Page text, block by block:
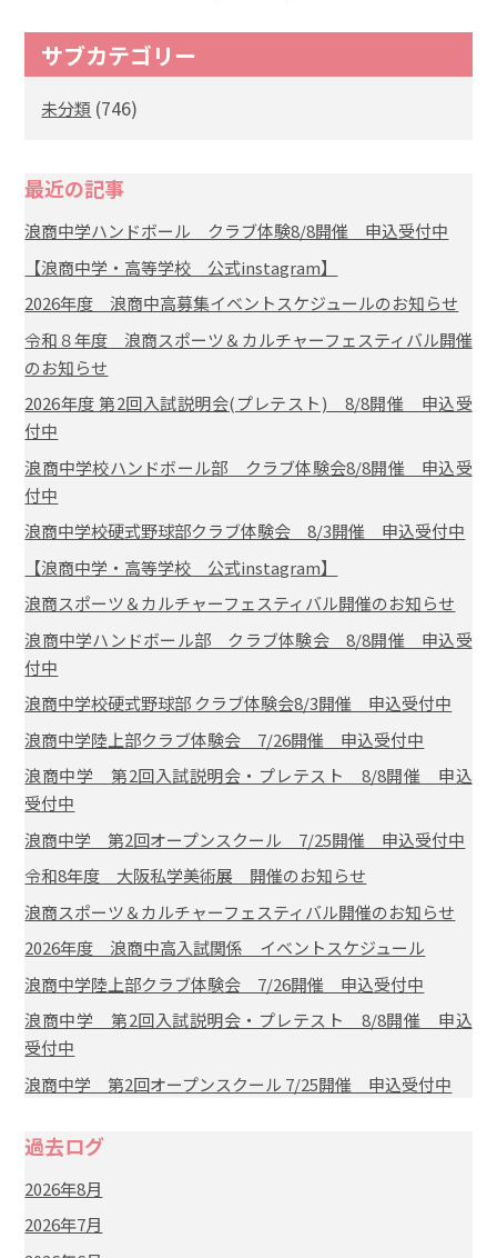
サブカテゴリー
未分類 (746)
最近の記事
浪商中学ハンドボール クラブ体験8/8開催 申込受付中
【浪商中学・高等学校 公式instagram】
2026年度 浪商中高募集イベントスケジュールのお知らせ
令和８年度 浪商スポーツ＆カルチャーフェスティバル開催
のお知らせ
2026年度 第2回入試説明会(プレテスト) 8/8開催 申込受
付中
浪商中学校ハンドボール部 クラブ体験会8/8開催 申込受
付中
浪商中学校硬式野球部クラブ体験会 8/3開催 申込受付中
【浪商中学・高等学校 公式instagram】
浪商スポーツ＆カルチャーフェスティバル開催のお知らせ
浪商中学ハンドボール部 クラブ体験会 8/8開催 申込受
付中
浪商中学校硬式野球部 クラブ体験会8/3開催 申込受付中
浪商中学陸上部クラブ体験会 7/26開催 申込受付中
浪商中学 第2回入試説明会・プレテスト 8/8開催 申込
受付中
浪商中学 第2回オープンスクール 7/25開催 申込受付中
令和8年度 大阪私学美術展 開催のお知らせ
浪商スポーツ＆カルチャーフェスティバル開催のお知らせ
2026年度 浪商中高入試関係 イベントスケジュール
浪商中学陸上部クラブ体験会 7/26開催 申込受付中
浪商中学 第2回入試説明会・プレテスト 8/8開催 申込
受付中
浪商中学 第2回オープンスクール 7/25開催 申込受付中
過去ログ
2026年8月
2026年7月